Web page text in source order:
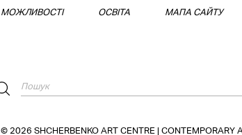
МОЖЛИВОСТІ ОСВІТА МАПА САЙТУ
© 2026 SHCHERBENKO ART CENTRE | CONTEMPORARY